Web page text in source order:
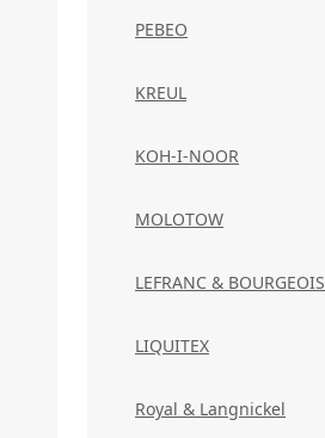
PEBEO
KREUL
KOH-I-NOOR
MOLOTOW
LEFRANC & BOURGEOIS
LIQUITEX
Royal & Langnickel